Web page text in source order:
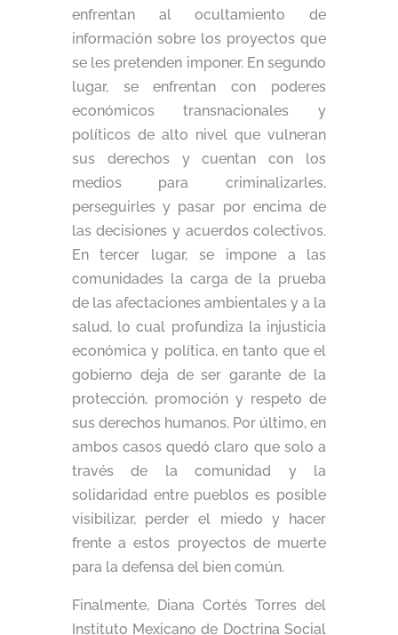
enfrentan al ocultamiento de
información sobre los proyectos que
se les pretenden imponer. En segundo
lugar, se enfrentan con poderes
económicos transnacionales y
políticos de alto nivel que vulneran
sus derechos y cuentan con los
medios para criminalizarles,
perseguirles y pasar por encima de
las decisiones y acuerdos colectivos.
En tercer lugar, se impone a las
comunidades la carga de la prueba
de las afectaciones ambientales y a la
salud, lo cual profundiza la injusticia
económica y política, en tanto que el
gobierno deja de ser garante de la
protección, promoción y respeto de
sus derechos humanos. Por último, en
ambos casos quedó claro que solo a
través de la comunidad y la
solidaridad entre pueblos es posible
visibilizar, perder el miedo y hacer
frente a estos proyectos de muerte
para la defensa del bien común.
Finalmente, Diana Cortés Torres del
Instituto Mexicano de Doctrina Social